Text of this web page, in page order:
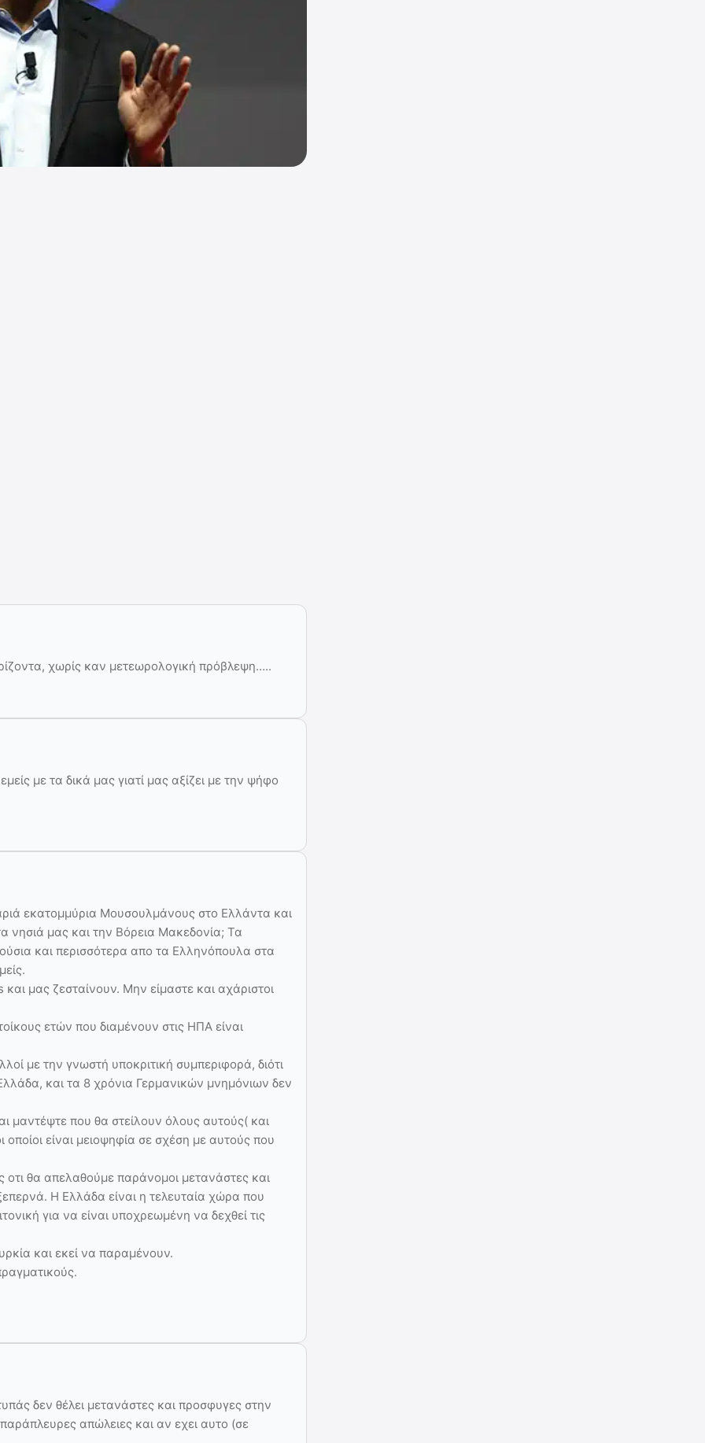
χωρίς καν μετεωρολογική πρόβλεψη…..
με τα δικά μας γιατί μας αξίζει με την ψήφο
εκατομμύρια Μουσουλμάνους στο Ελλάντα και
νησιά μας και την Βόρεια Μακεδονία; Τα
και περισσότερα απο τα Ελληνόπουλα στα
μας ζεσταίνουν. Μην είμαστε και αχάριστοι
ετών που διαμένουν στις ΗΠΑ είναι
με την γνωστή υποκριτική συμπεριφορά, διότι
και τα 8 χρόνια Γερμανικών μνημόνιων δεν
μαντέψτε που θα στείλουν όλους αυτούς( και
είναι μειοψηφία σε σχέση με αυτούς που
θα απελαθούμε παράνομοι μετανάστες και
Η Ελλάδα είναι η τελευταία χώρα που
για να είναι υποχρεωμένη να δεχθεί τις
και εκεί να παραμένουν.
δεν θέλει μετανάστες και προσφυγες στην
απώλειες και αν εχει αυτο (σε